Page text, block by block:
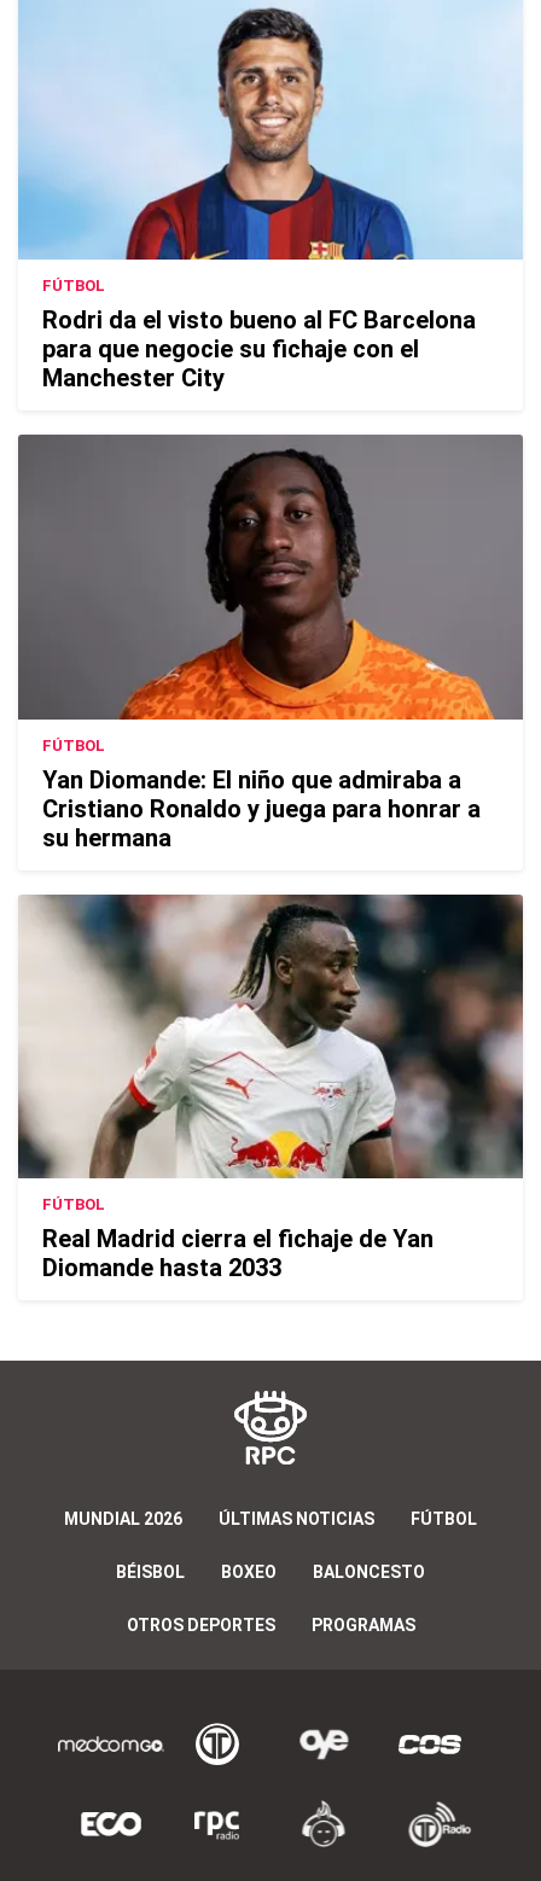
FÚTBOL
Rodri da el visto bueno al FC Barcelona
para que negocie su fichaje con el
Manchester City
FÚTBOL
Yan Diomande: El niño que admiraba a
Cristiano Ronaldo y juega para honrar a
su hermana
FÚTBOL
Real Madrid cierra el fichaje de Yan
Diomande hasta 2033
MUNDIAL 2026 ÚLTIMAS NOTICIAS FÚTBOL
BÉISBOL BOXEO BALONCESTO
OTROS DEPORTES PROGRAMAS